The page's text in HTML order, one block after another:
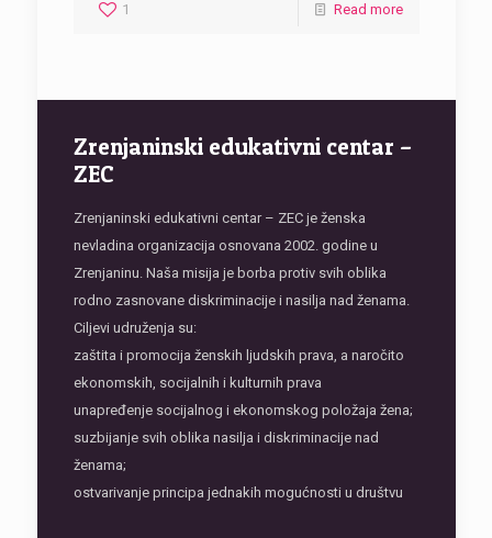
1 Read more
Zrenjaninski edukativni centar –
ZEC
Zrenjaninski edukativni centar – ZEC je ženska
nevladina organizacija osnovana 2002. godine u
Zrenjaninu. Naša misija je borba protiv svih oblika
rodno zasnovane diskriminacije i nasilja nad ženama.
Ciljevi udruženja su:
zaštita i promocija ženskih ljudskih prava, a naročito
ekonomskih, socijalnih i kulturnih prava
unapređenje socijalnog i ekonomskog položaja žena;
suzbijanje svih oblika nasilja i diskriminacije nad
ženama;
ostvarivanje principa jednakih mogućnosti u društvu